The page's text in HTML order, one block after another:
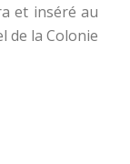
et inséré au
de la Colonie.